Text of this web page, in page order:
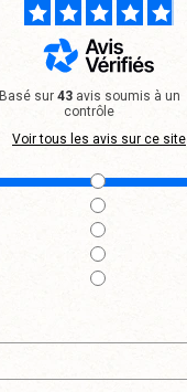
Basé sur 43 avis soumis à un
contrôle
Voir tous les avis sur ce site